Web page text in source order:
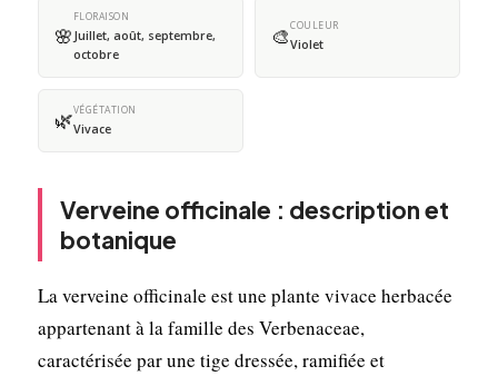
🌸
FLORAISON
Juillet, août, septembre,
octobre
🎨COULEUR
Violet
🌿VÉGÉTATION
Vivace
Verveine officinale : description et
botanique
La verveine officinale est une plante vivace herbacée
appartenant à la famille des Verbenaceae,
caractérisée par une tige dressée, ramifiée et